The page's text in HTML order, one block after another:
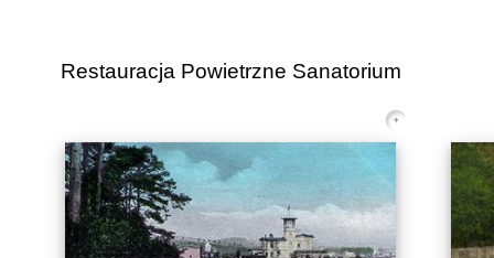
Restauracja Powietrzne Sanatorium